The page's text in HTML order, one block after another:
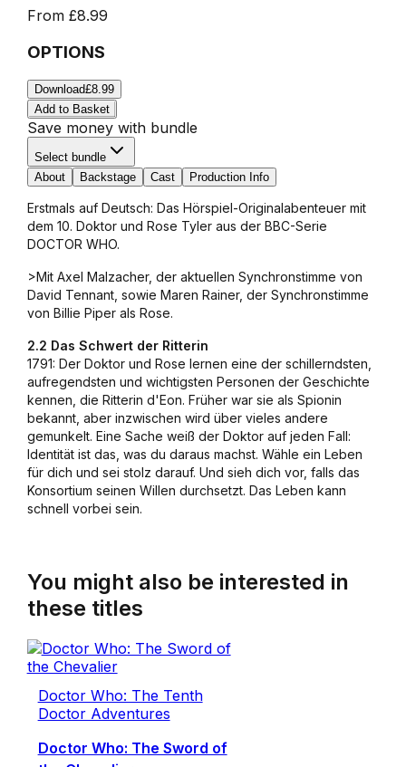
From £8.99
OPTIONS
Download£8.99
Add to Basket
Save money with bundle
Select bundle
About
Backstage Cast Production Info
Erstmals auf Deutsch: Das Hörspiel-Originalabenteuer mit
dem 10. Doktor und Rose Tyler aus der BBC-Serie
DOCTOR WHO.
>Mit Axel Malzacher, der aktuellen Synchronstimme von
David Tennant, sowie Maren Rainer, der Synchronstimme
von Billie Piper als Rose.
2.2 Das Schwert der Ritterin
1791: Der Doktor und Rose lernen eine der schillerndsten,
aufregendsten und wichtigsten Personen der Geschichte
kennen, die Ritterin d'Eon. Früher war sie als Spionin
bekannt, aber inzwischen wird über vieles andere
gemunkelt. Eine Sache weiß der Doktor auf jeden Fall:
Identität ist das, was du daraus machst. Wähle ein Leben
für dich und sei stolz darauf. Und sieh dich vor, falls das
Konsortium seinen Willen durchsetzt. Das Leben kann
schnell vorbei sein.
You might also be interested in
these titles
Doctor Who: The Tenth
Doctor Adventures
Doctor Who: The Sword of